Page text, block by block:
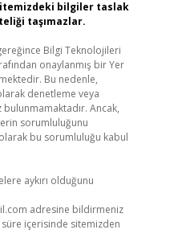
bilgiler taslak
taşımazlar.
Bilgi Teknolojileri
onaylanmış bir Yer
Bu nedenle,
denetleme veya
Ancak,
sorumluluğunu
bu sorumluluğu kabul
aykırı olduğunu
adresine bildirmeniz
içerisinde sitemizden